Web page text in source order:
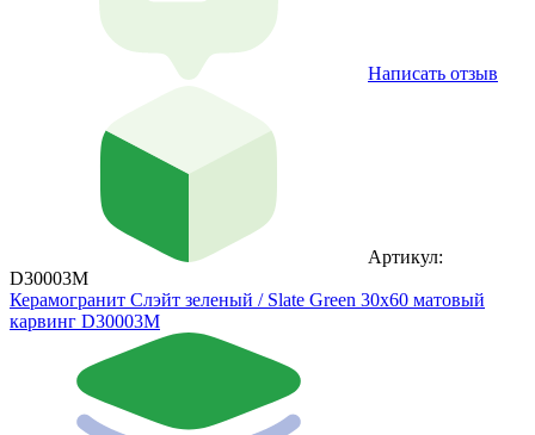
Написать отзыв
Артикул:
D30003M
Керамогранит Слэйт зеленый / Slate Green 30х60 матовый
карвинг D30003M